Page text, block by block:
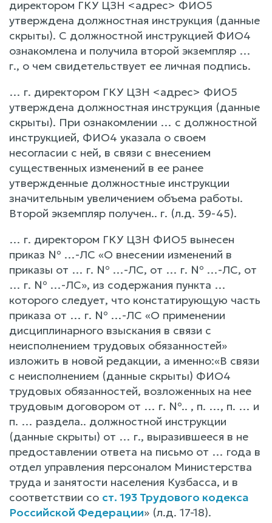
директором ГКУ ЦЗН <адрес> ФИО5
утверждена должностная инструкция (данные
скрыты). С должностной инструкцией ФИО4
ознакомлена и получила второй экземпляр …
г., о чем свидетельствует ее личная подпись.
… г. директором ГКУ ЦЗН <адрес> ФИО5
утверждена должностная инструкция (данные
скрыты). При ознакомлении … с должностной
инструкцией, ФИО4 указала о своем
несогласии с ней, в связи с внесением
существенных изменений в ее ранее
утвержденные должностные инструкции
значительным увеличением объема работы.
Второй экземпляр получен.. г. (л.д. 39-45).
… г. директором ГКУ ЦЗН ФИО5 вынесен
приказ № …-ЛС «О внесении изменений в
приказы от … г. № …-ЛС, от … г. № …-ЛС, от
… г. № …-ЛС», из содержания пункта …
которого следует, что констатирующую часть
приказа от … г. № …-ЛС «О применении
дисциплинарного взыскания в связи с
неисполнением трудовых обязанностей»
изложить в новой редакции, а именно:«В связи
с неисполнением (данные скрыты) ФИО4
трудовых обязанностей, возложенных на нее
трудовым договором от … г. №.. , п. …, п. … и
п. … раздела.. должностной инструкции
(данные скрыты) от … г., выразившееся в не
предоставлении ответа на письмо от … года в
отдел управления персоналом Министерства
труда и занятости населения Кузбасса, и в
соответствии со ст. 193 Трудового кодекса
Российской Федерации» (л.д. 17-18).